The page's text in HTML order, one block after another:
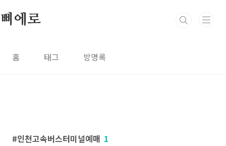
삐에로
홈 태그 방명록
인천고속버스터미널예매 1